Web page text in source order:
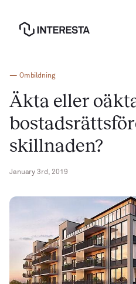
Ombildning
Nyproduktion
Ekonomisk
Jag vill ombilda
Kundservice
— Ombildning
Äkta eller
skillnaden?
January 3rd, 2019